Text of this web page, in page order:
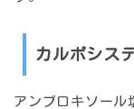
カルボシス
アンブロキソール